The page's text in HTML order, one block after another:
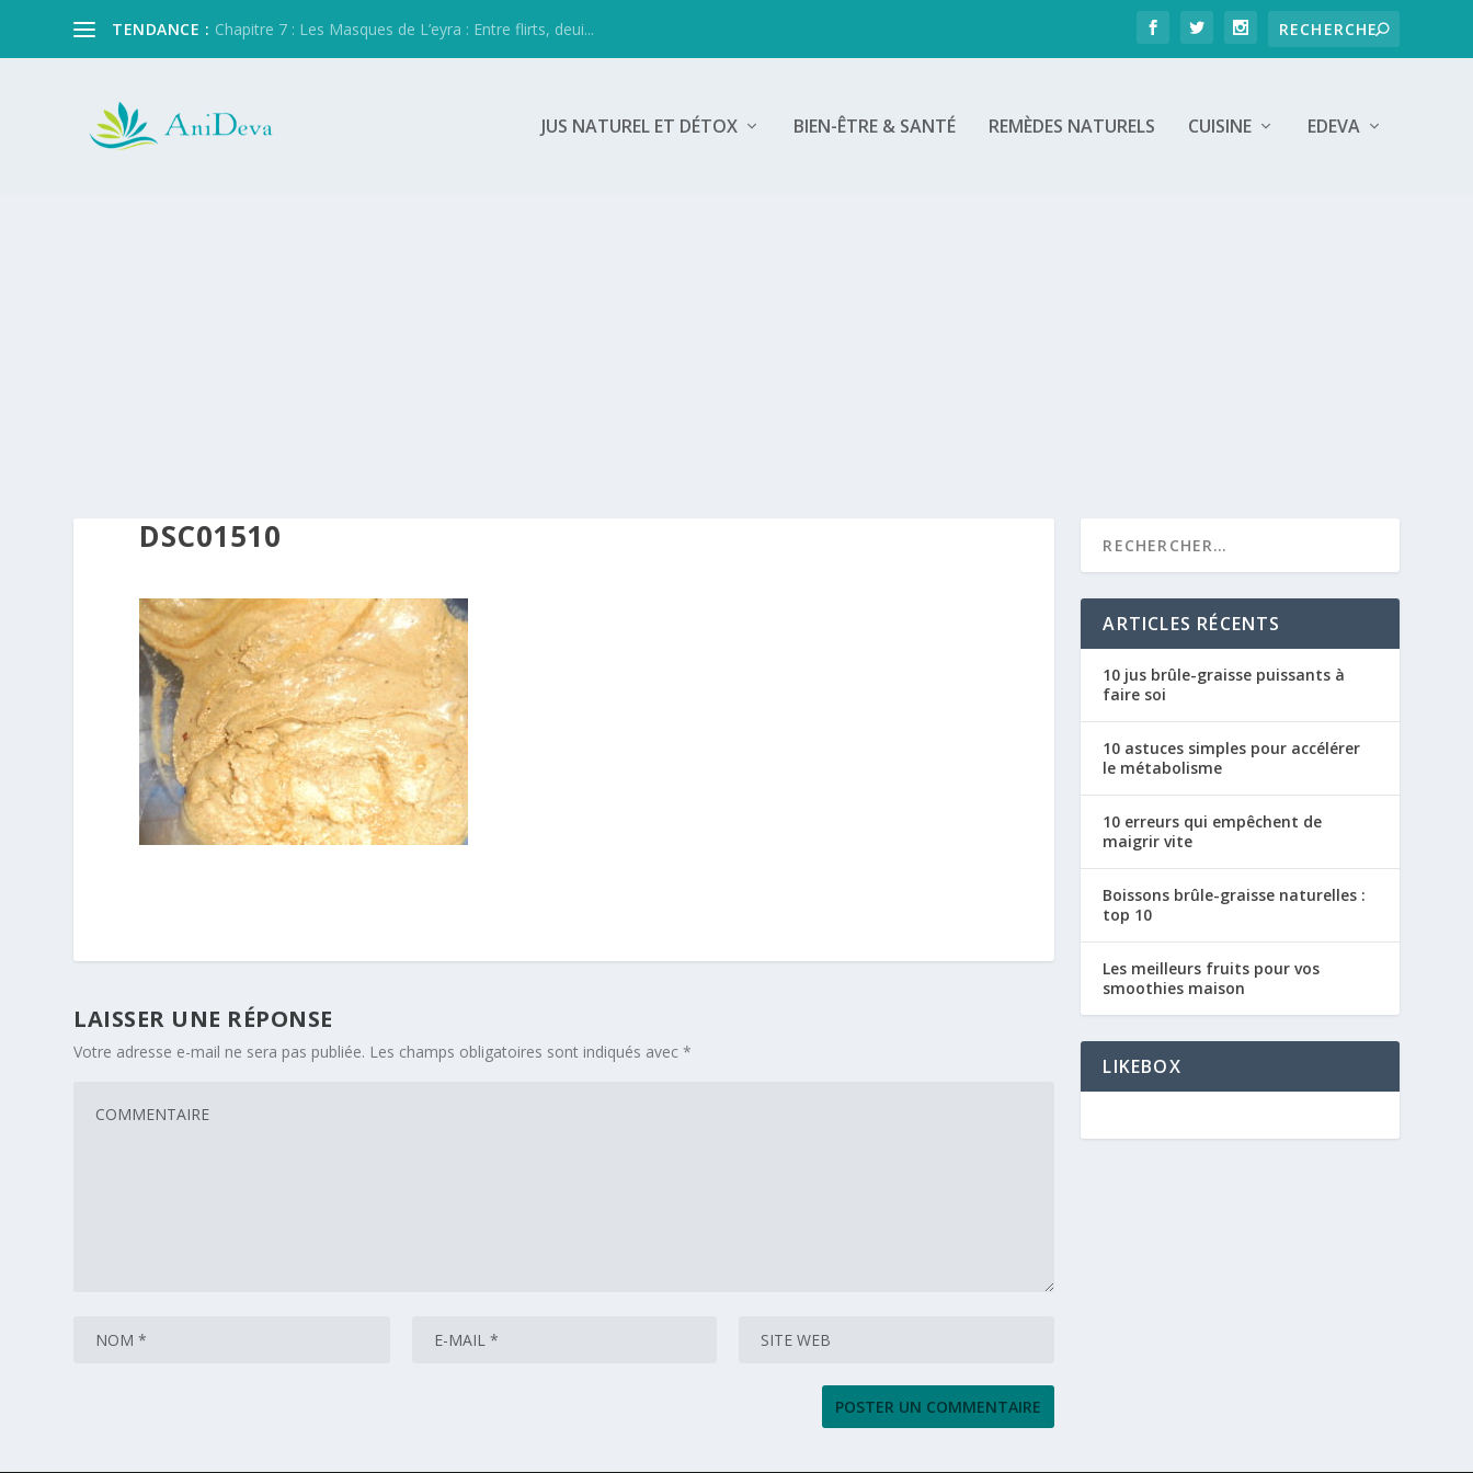
TENDANCE : Chapitre 7 : Les Masques de L’eyra : Entre flirts, deui...
JUS NATUREL ET DÉTOX BIEN-ÊTRE & SANTÉ REMÈDES NATURELS CUISINE EDEVA
DSC01510
LAISSER UNE RÉPONSE
Votre adresse e-mail ne sera pas publiée. Les champs obligatoires sont indiqués avec*
ARTICLES RÉCENTS
10 jus brûle-graisse puissants à
faire soi
10 astuces simples pour accélérer
le métabolisme
10 erreurs qui empêchent de
maigrir vite
Boissons brûle-graisse naturelles :
top 10
Les meilleurs fruits pour vos
smoothies maison
LIKEBOX